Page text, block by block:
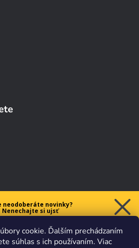
cookie. Ďalším prechádzaním
súhlas s ich používaním. Viac
neodoberáte novinky?
Nenechajte si ujsť
prvý nákup nad 40 €.